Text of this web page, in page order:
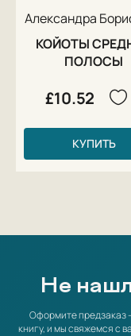
Александра
КОЙОТЫ
ПОЛОСЫ
£10.52
КУПИТЬ
Не
Оформите предзаказ
книгу, и мы свяжемся с